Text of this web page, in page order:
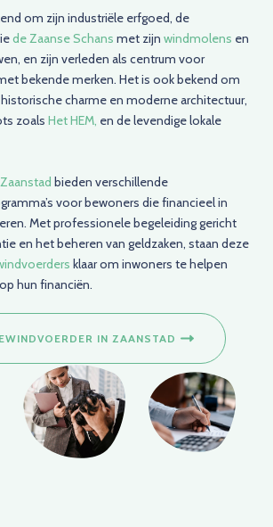
om zijn industriële erfgoed, de
de Zaanse Schans met zijn windmolens en
en zijn verleden als centrum voor
bekende merken. Het is ook bekend om
charme en moderne architectuur,
zoals Het HEM, en de levendige lokale
Zaanstad bieden verschillende
voor bewoners die financieel in
Met professionele begeleiding gericht
en het beheren van geldzaken, staan deze
klaar om inwoners te helpen
hun financiën.
IN ZAANSTAD